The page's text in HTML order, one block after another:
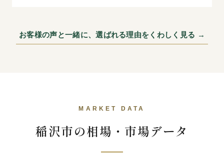
お客様の声と一緒に、選ばれる理由をくわしく見る →
MARKET DATA
稲沢市の相場・市場データ